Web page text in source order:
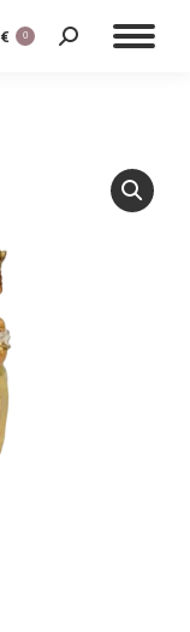
€ 0 Cerca: